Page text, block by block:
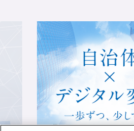
WiseImaging
WonderWeb CRM/SFA
WonderWeb LG
WonderWeb ビジネステンプレ